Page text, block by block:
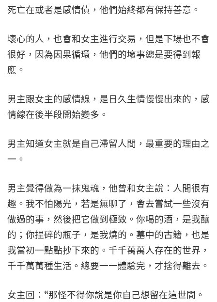
死亡在或者是感情債，他們始終都有保持善意。
壞心的人，也會和女主進行交易，但是下場也不會
很好，因為因果循環，他們的壞事總是要得到報
應。
男主跟女主的感情線，是日久生情慢慢出來的，感
情線在後半段開始變多。
男主知道女主就是自己滯留人間，最重要的理由之
一。
男主覺得做為一抹鬼魂，他曾和女主說：人間很有
趣。我不怕陽光，若是無聊了，會去嘗試一些沒有
做過的事，然後把它做到極致。你喝的酒，是我釀
的；你捏碎的瓶子，是我燒的。墓中的古籍，也是
我當初一點點抄下來的。千千萬萬人存在的世界，
千千萬萬種生活。總要一一體驗完，才捨得離去。
女主回：“那怪不得你說是你自己想留在這世間。